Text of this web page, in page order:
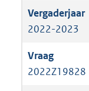
2022-2023
2022Z19828